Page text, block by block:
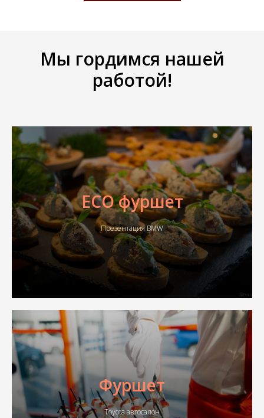
Мы гордимся нашей
работой!
ECO фуршет
Презентация BMW
Фуршет
Toyota автосалон